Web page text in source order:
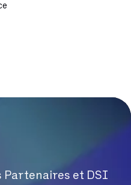
Partenaires et DSI